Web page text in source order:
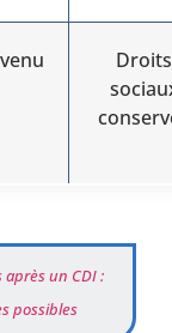
Droits
après un CDI :
possibles